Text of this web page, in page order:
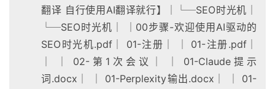
翻译 自行使用AI翻译就行】│└─SEO时光机│
└─SEO时光机│ │00步骤-欢迎使用AI驱动的
SEO时光机.pdf│ 01-注册│ │ 01-注册.pdf│
│ │ 02-第1次会议│ │ 01-Claude提示
词.docx│ │ 01-Perplexity输出.docx│ │ 01-